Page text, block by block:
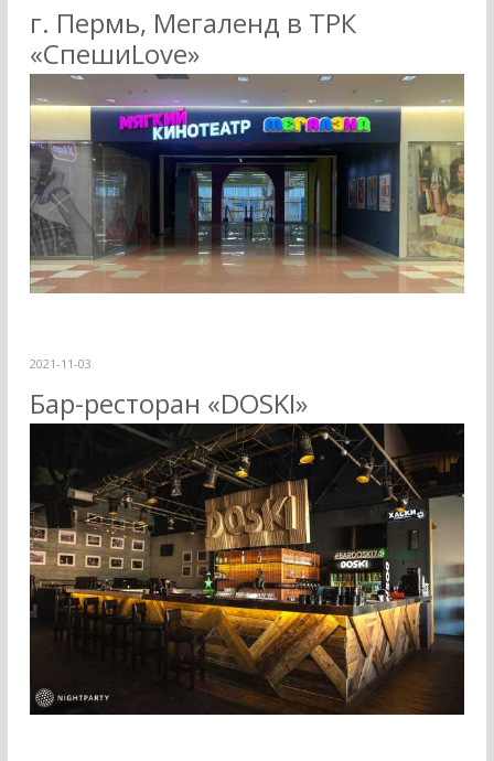
г. Пермь, Мегаленд в ТРК
«СпешиLove»
2021-11-03
Бар-ресторан «DOSKI»